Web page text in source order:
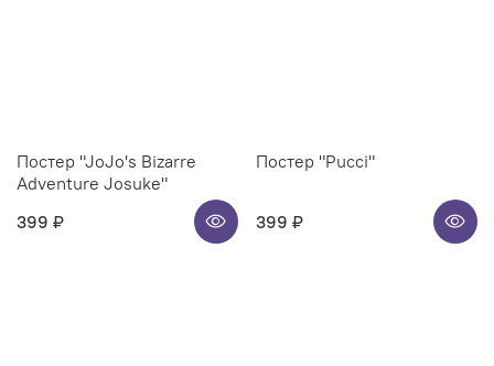
Постер "JoJo's Bizarre
Adventure Josuke"
399 ₽
Постер "Pucci"
399 ₽